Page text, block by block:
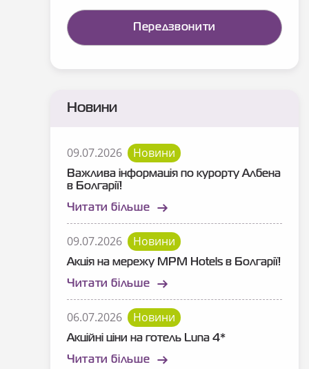
Новини
09.07.2026 Новини
Важлива інформація по курорту Албена
в Болгарії!
Читати більше
09.07.2026 Новини
Акція на мережу MPM Hotels в Болгарії!
Читати більше
06.07.2026 Новини
Акційні ціни на готель Luna 4*
Читати більше